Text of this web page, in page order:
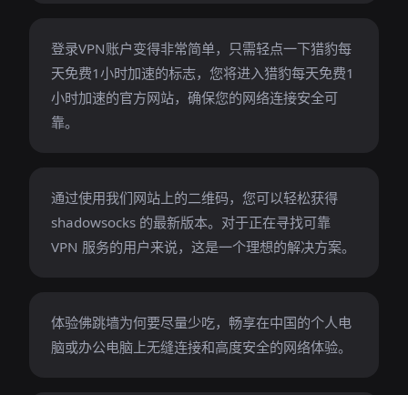
登录VPN账户变得非常简单，只需轻点一下猎豹每
天免费1小时加速的标志，您将进入猎豹每天免费1
小时加速的官方网站，确保您的网络连接安全可
靠。
通过使用我们网站上的二维码，您可以轻松获得
shadowsocks 的最新版本。对于正在寻找可靠
VPN 服务的用户来说，这是一个理想的解决方案。
体验佛跳墙为何要尽量少吃，畅享在中国的个人电
脑或办公电脑上无缝连接和高度安全的网络体验。